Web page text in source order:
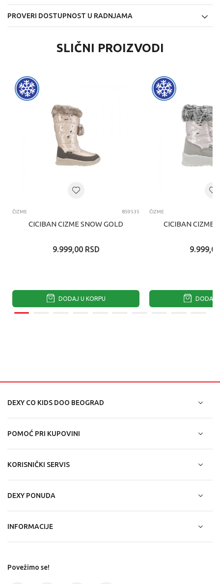
PROVERI DOSTUPNOST U RADNJAMA
SLIČNI PROIZVODI
ČIZME 859535
CICIBAN CIZME SNOW GOLD
9.999,00 RSD
DODAJ U KORPU
ČIZME
CICIBAN CIZME
9.999,00
DODAJ
DEXY CO KIDS DOO BEOGRAD
POMOĆ PRI KUPOVINI
KORISNIČKI SERVIS
DEXY PONUDA
INFORMACIJE
Povežimo se!